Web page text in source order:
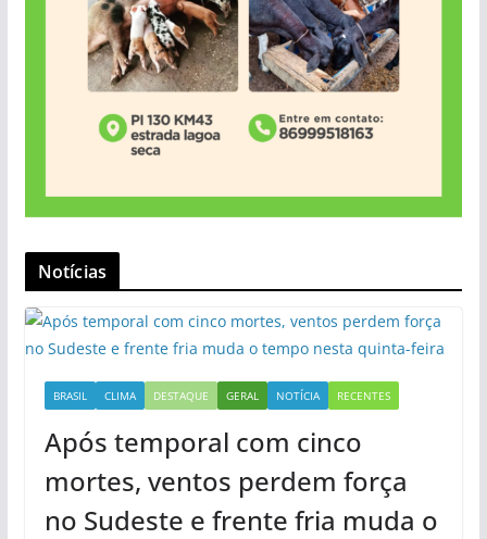
Notícias
BRASIL CLIMA DESTAQUE GERAL NOTÍCIA RECENTES
Após temporal com cinco
mortes, ventos perdem força
no Sudeste e frente fria muda o